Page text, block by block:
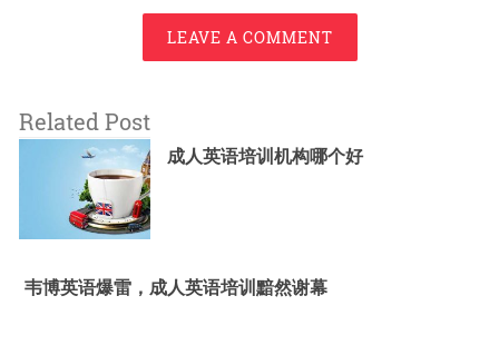
LEAVE A COMMENT
Related Post
成人英语培训机构哪个好
韦博英语爆雷，成人英语培训黯然谢幕